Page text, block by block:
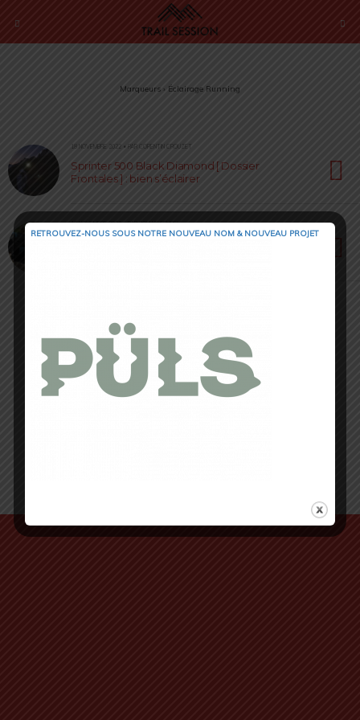
Marqueurs › Éclairage Running
18 NOVEMBRE 2022 • PAR CORENTIN CROUZET
Sprinter 500 Black Diamond [ Dossier
Frontales ] : bien s’éclairer
10 NOVEMBRE 2021 • PAR ROMAIN SEMPEY
Retour au début
RETROUVEZ-NOUS SOUS NOTRE NOUVEAU NOM & NOUVEAU PROJET